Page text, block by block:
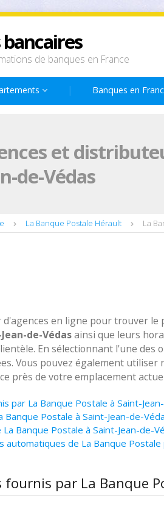
de banques en France
Banques en
et
de-Védas
La Banque Postale Hérault La
en ligne pour trouver le
de-Védasainsi que leurs
En sélectionnant l'une des
Vous pouvez également
près de votre emplacement
par La Banque Postale à Saint-
Banque Postale à Saint-Jean-de-
Banque Postale à Saint-Jean-de-
de La Banque Postale
fournis par La Banque